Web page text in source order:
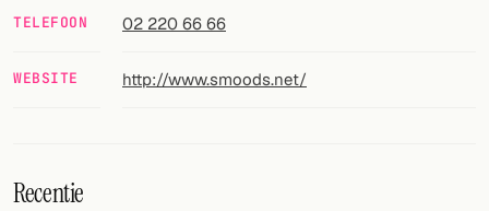
Cocktail glazen
Cocktail bar
TELEFOON 02 220 66 66
WEBSITE http://www.smoods.net/
Recentie